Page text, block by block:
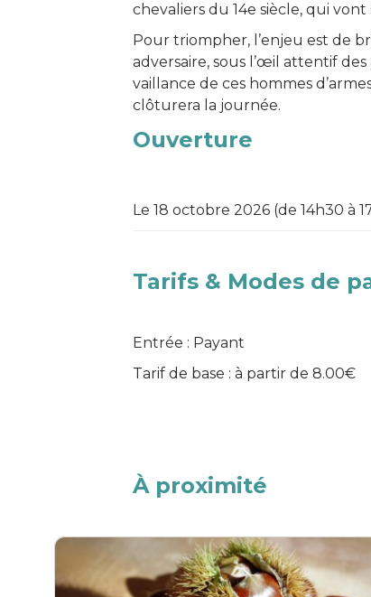
chevaliers du 14e siècle, qui
Pour triompher, l’enjeu est de
adversaire, sous l’œil attentif
vaillance de ces hommes
clôturera la journée.
Ouverture
Le 18 octobre 2026 (de 14h30 à
Tarifs & Modes de
Entrée : Payant
Tarif de base : à partir de 8.00€
À proximité